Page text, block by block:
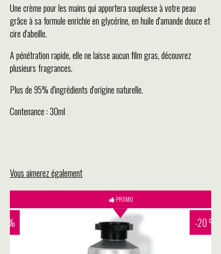
Une crème pour les mains qui apportera souplesse à votre peau
grâce à sa formule enrichie en glycérine, en huile d'amande douce et
cire d'abeille.
A pénétration rapide, elle ne laisse aucun film gras, découvrez
plusieurs fragrances.
Plus de 95% d'ingrédients d'origine naturelle.
Contenance : 30ml
Vous aimerez également